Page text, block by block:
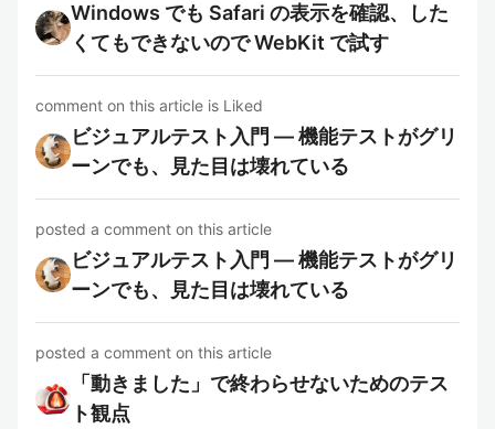
Windows でも Safari の表示を確認、した
くてもできないので WebKit で試す
comment on this article is Liked
ビジュアルテスト入門 — 機能テストがグリ
ーンでも、見た目は壊れている
posted a comment on this article
ビジュアルテスト入門 — 機能テストがグリ
ーンでも、見た目は壊れている
posted a comment on this article
「動きました」で終わらせないためのテス
ト観点